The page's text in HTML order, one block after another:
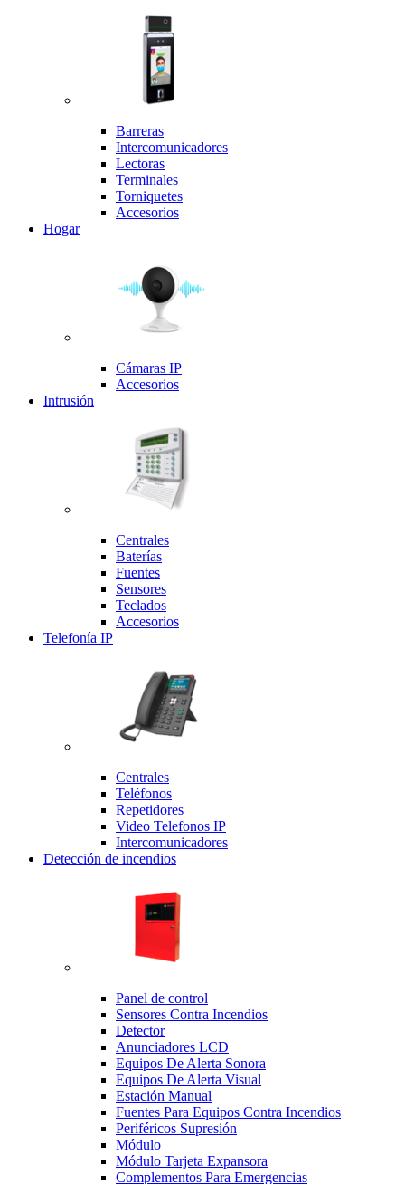
Barreras
Intercomunicadores
Lectoras
Terminales
Torniquetes
Accesorios
Hogar
Cámaras IP
Accesorios
Intrusión
Centrales
Baterías
Fuentes
Sensores
Teclados
Accesorios
Telefonía IP
Centrales
Teléfonos
Repetidores
Video Telefonos IP
Intercomunicadores
Detección de incendios
Panel de control
Sensores Contra Incendios
Detector
Anunciadores LCD
Equipos De Alerta Sonora
Equipos De Alerta Visual
Estación Manual
Fuentes Para Equipos Contra Incendios
Periféricos Supresión
Módulo
Módulo Tarjeta Expansora
Complementos Para Emergencias